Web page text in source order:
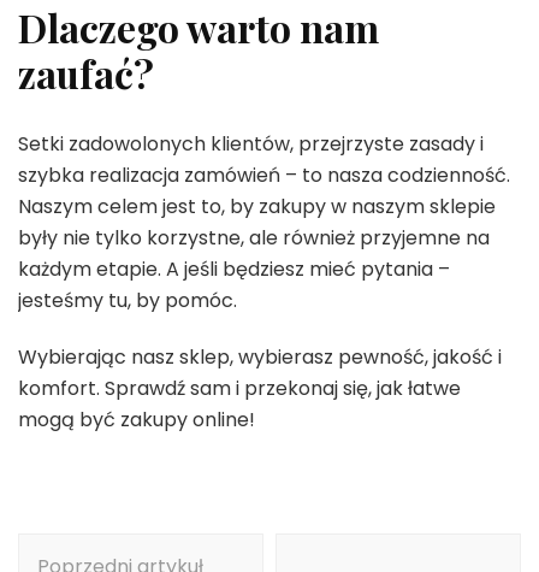
Dlaczego warto nam
zaufać?
Setki zadowolonych klientów, przejrzyste zasady i
szybka realizacja zamówień – to nasza codzienność.
Naszym celem jest to, by zakupy w naszym sklepie
były nie tylko korzystne, ale również przyjemne na
każdym etapie. A jeśli będziesz mieć pytania –
jesteśmy tu, by pomóc.
Wybierając nasz sklep, wybierasz pewność, jakość i
komfort. Sprawdź sam i przekonaj się, jak łatwe
mogą być zakupy online!
Poprzedni artykuł